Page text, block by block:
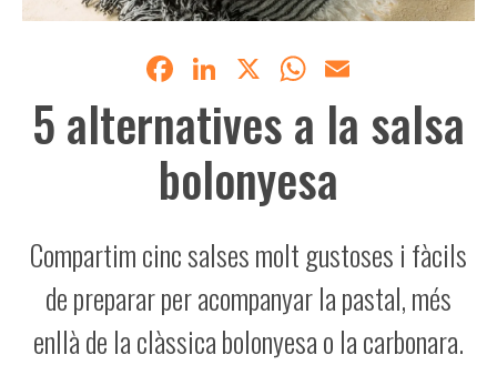
Facebook
LinkedIn
X WhatsApp
5 alternatives a la salsa
bolonyesa
Compartim cinc salses molt gustoses i fàcils
de preparar per acompanyar la pastal, més
enllà de la clàssica bolonyesa o la carbonara.